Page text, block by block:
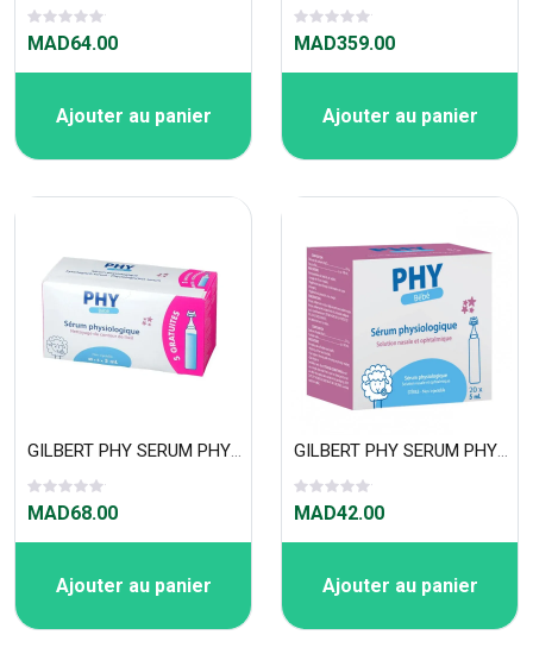
MAD64.00
Ajouter au panier
MAD359.00
Ajouter au panier
GILBERT PHY SERUM PHYSIOLOGIQUE 40+5x5ML
MAD68.00
Ajouter au panier
GILBERT PHY SERUM PHYSIOLOGIQUE 20X5ML
MAD42.00
Ajouter au panier